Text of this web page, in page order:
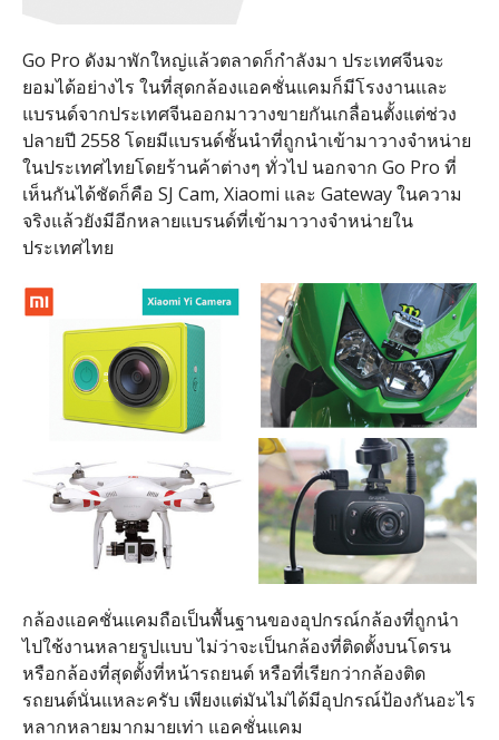
Go Pro ดังมาพักใหญ่แล้วตลาดก็กำลังมา ประเทศจีนจะ
ยอมได้อย่างไร ในที่สุดกล้องแอคชั่นแคมก็มีโรงงานและ
แบรนด์จากประเทศจีนออกมาวางขายกันเกลื่อนตั้งแต่ช่วง
ปลายปี 2558 โดยมีแบรนด์ชั้นนำที่ถูกนำเข้ามาวางจำหน่าย
ในประเทศไทยโดยร้านค้าต่างๆ ทั่วไป นอกจาก Go Pro ที่
เห็นกันได้ชัดก็คือ SJ Cam, Xiaomi และ Gateway ในความ
จริงแล้วยังมีอีกหลายแบรนด์ที่เข้ามาวางจำหน่ายใน
ประเทศไทย
กล้องแอคชั่นแคมถือเป็นพื้นฐานของอุปกรณ์กล้องที่ถูกนำ
ไปใช้งานหลายรูปแบบ ไม่ว่าจะเป็นกล้องที่ติดตั้งบนโดรน
หรือกล้องที่สุดตั้งที่หน้ารถยนต์ หรือที่เรียกว่ากล้องติด
รถยนต์นั่นแหละครับ เพียงแต่มันไม่ได้มีอุปกรณ์ป้องกันอะไร
หลากหลายมากมายเท่า แอคชั่นแคม